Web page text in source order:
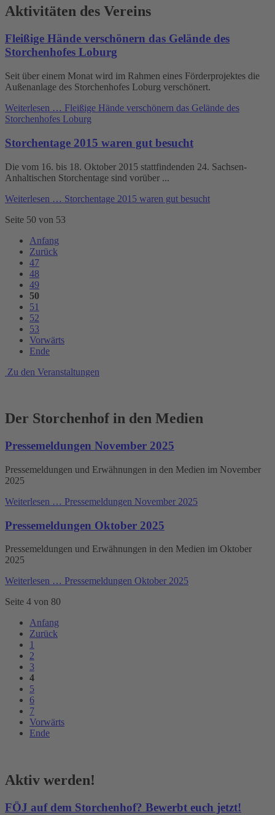
Aktivitäten des Vereins
Fleißige Hände verschönern das Gelände des
Storchenhofes Loburg
Seit über einem Monat wird im Rahmen eines Förderprojektes die
Außenanlage des Storchenhofes Loburg verschönert.
Weiterlesen … Fleißige Hände verschönern das Gelände des
Storchenhofes Loburg
Storchentage 2015 waren gut besucht
Die vom 16. bis 18. Oktober 2015 stattfindenden 24. Sachsen-
Anhaltischen Storchentage sind vorüber ...
Weiterlesen … Storchentage 2015 waren gut besucht
Seite 50 von 53
Anfang
Zurück
47
48
49
50
51
52
53
Vorwärts
Ende
Zu den Veranstaltungen
Der Storchenhof in den Medien
Pressemeldungen November 2025
Pressemeldungen und Erwähnungen in den Medien im November
2025
Weiterlesen … Pressemeldungen November 2025
Pressemeldungen Oktober 2025
Pressemeldungen und Erwähnungen in den Medien im Oktober
2025
Weiterlesen … Pressemeldungen Oktober 2025
Seite 4 von 80
Anfang
Zurück
1
2
3
4
5
6
7
Vorwärts
Ende
Aktiv werden!
FÖJ auf dem Storchenhof? Bewerbt euch jetzt!